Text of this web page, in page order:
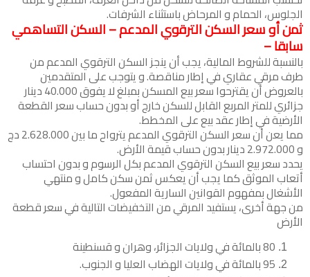
الجلوس، الحمام و المرحاض باستثناء الشرفات.
ثمن أو سعر السكن الترقوي المدعم – السكن التساهمي
سابقا –
بالنسبة للشروط المالية، يجب أن ينجز السكن الترقوي المدعم من
طرف مرقي عقاري في إطار مناقصة. و يتوجب على المتقدمين
بالعروض أن يقترحوا سعر بيع المسكن بمبلغ لا يفوق 40.000 دينار
جزائري للمتر المربع القابل للسكن خارج أو بدون حساب سعر القطعة
الأرضية في إطار عقد بيع على المخطط.
مما يعن أن سعر السكن الترقوي المدعم يترواح ما بين 2.628.000 دج
و 2.972.000 دينار بدون حساب قيمة الأرض.
يحدد سعر بيع السكن الترقوي المدعم بكل الرسوم و بدون احتساب
أتعاب الموثق كما يجب أن يعكس ثمن سكن كامل و منتهي
الأشغال بمفهوم القوانين السارية المفعول.
من جهة أخرى، يستفيد المرقي من التخفيضات التالية في سعر قطعة
الأرض
80 بالمائة في ولايات الجزائر، وهران و قسنطينة
95 بالمائة في ولايات الهضاب العليا و الجنوب.